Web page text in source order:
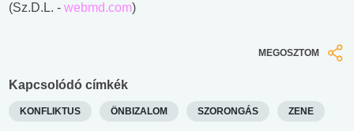
(Sz.D.L. - webmd.com)
MEGOSZTOM
Kapcsolódó címkék
KONFLIKTUS ÖNBIZALOM SZORONGÁS ZENE